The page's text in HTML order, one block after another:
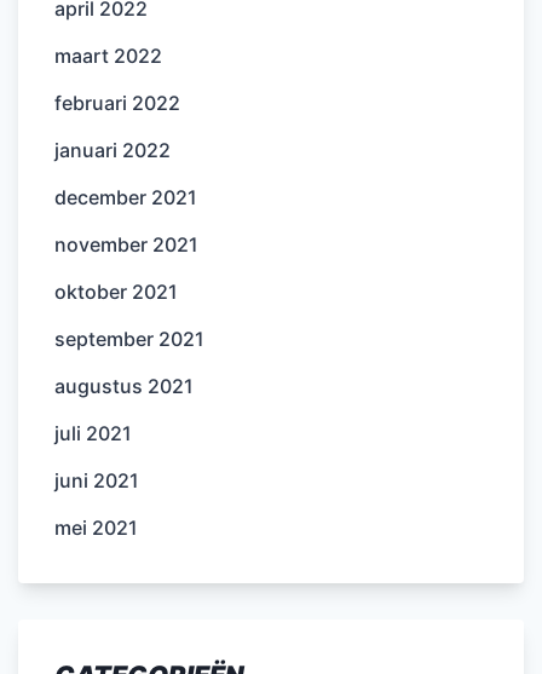
april 2022
maart 2022
februari 2022
januari 2022
december 2021
november 2021
oktober 2021
september 2021
augustus 2021
juli 2021
juni 2021
mei 2021